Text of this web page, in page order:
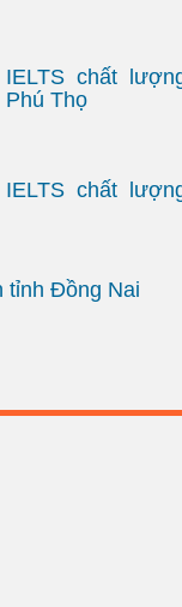
chất
Phú Thọ
chất
tỉnh Đồng Nai